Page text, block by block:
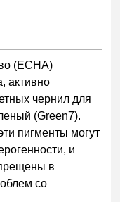
(ECHA)
активно
чернил для
(Green7).
пигменты могут
и
в
со